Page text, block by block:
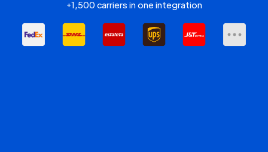
+1,500 carriers in one integration